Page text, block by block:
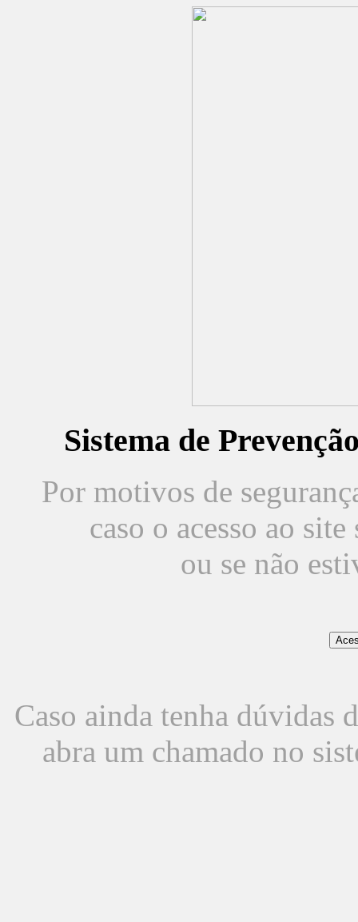
Sistema de
Por motivos de
caso o acesso ao
ou se não
Caso ainda tenha dúvidas
abra um chamado no